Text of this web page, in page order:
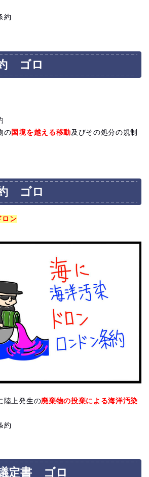
約
ゴロ
の国境を越える移動及びその処分の規制
ゴロ
ロン
陸上発生の廃棄物の投棄による海洋汚染
約
定書 ゴロ